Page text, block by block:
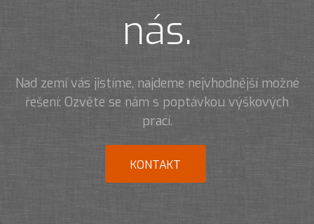
nás.
Nad zemí vás jistíme, najdeme nejvhodnější možné
řešení: Ozvěte se nám s poptávkou výškových
prací.
KONTAKT